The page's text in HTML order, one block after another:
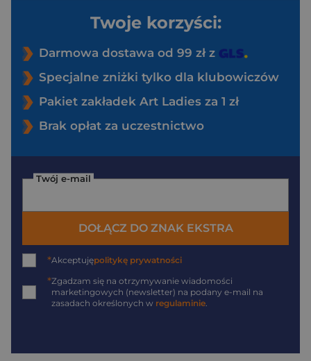
Twoje korzyści:
Darmowa dostawa od 99 zł z
Specjalne zniżki tylko dla klubowiczów
Pakiet zakładek Art Ladies za 1 zł
Brak opłat za uczestnictwo
Twój e-mail
DOŁĄCZ DO ZNAK EKSTRA
*Akceptujępolitykę prywatności
*Zgadzam się na otrzymywanie wiadomości
marketingowych (newsletter) na podany e-mail na
zasadach określonych w regulaminie.